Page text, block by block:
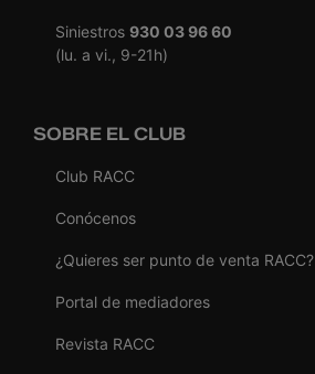
Siniestros 930 03 96 60
(lu. a vi., 9-21h)
SOBRE EL CLUB
Club RACC
Conócenos
¿Quieres ser punto de venta RACC?
Portal de mediadores
Revista RACC